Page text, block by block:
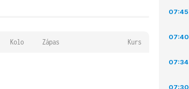
Kolo Zápas Kurs
07:45
07:40
07:34
07:30